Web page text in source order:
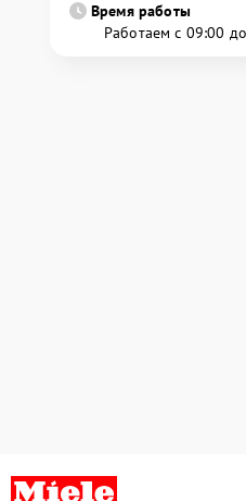
Время работы
Работаем с 09:00